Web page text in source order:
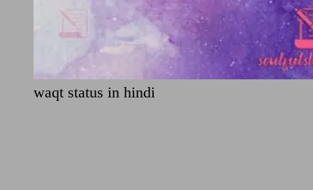
waqt status in hindi